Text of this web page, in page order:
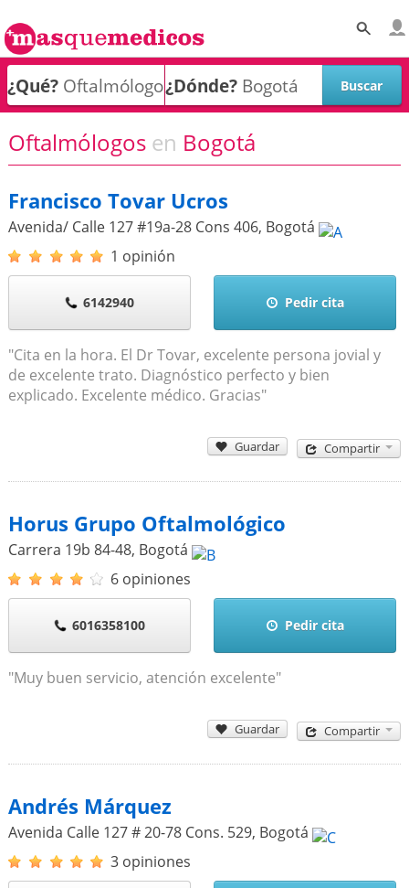
¿Qué? ¿Dónde?
Oftalmólogos en Bogotá
Francisco Tovar Ucros
Avenida/ Calle 127 #19a-28 Cons 406, Bogotá
1 opinión
6142940 Pedir cita
"Cita en la hora. El Dr Tovar, excelente persona jovial y
de excelente trato. Diagnóstico perfecto y bien
explicado. Excelente médico. Gracias"
Guardar Compartir
Horus Grupo Oftalmológico
Carrera 19b 84-48, Bogotá
6 opiniones
6016358100 Pedir cita
"Muy buen servicio, atención excelente"
Guardar Compartir
Andrés Márquez
Avenida Calle 127 # 20-78 Cons. 529, Bogotá
3 opiniones